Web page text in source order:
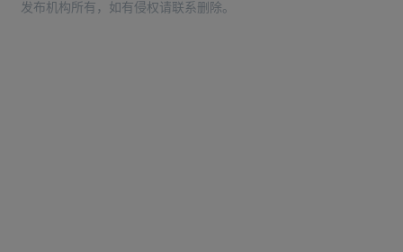
发布机构所有，如有侵权请联系删除。